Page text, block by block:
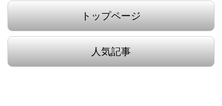
トップページ
人気記事